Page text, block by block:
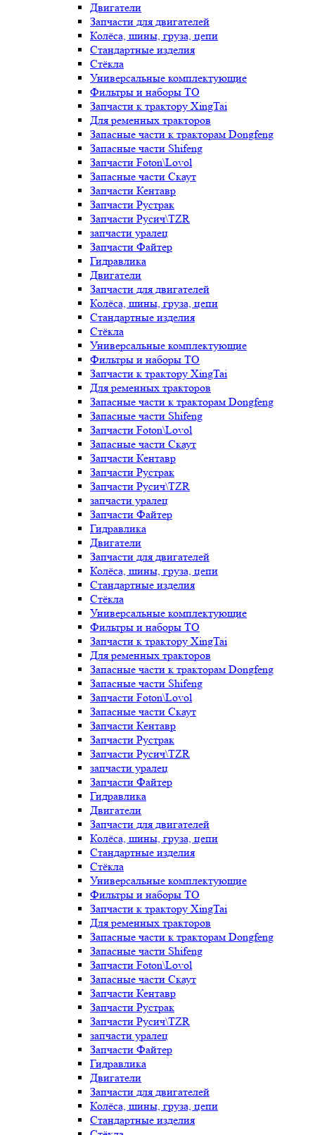
Двигатели
Запчасти для двигателей
Колёса, шины, груза, цепи
Стандартные изделия
Стёкла
Универсальные комплектующие
Фильтры и наборы ТО
Запчасти к трактору XingTai
Для ременных тракторов
Запасные части к тракторам Dongfeng
Запасные части Shifeng
Запчасти Foton\Lovol
Запасные части Скаут
Запчасти Кентавр
Запчасти Рустрак
Запчасти Русич\TZR
запчасти уралец
Запчасти Файтер
Гидравлика
Двигатели
Запчасти для двигателей
Колёса, шины, груза, цепи
Стандартные изделия
Стёкла
Универсальные комплектующие
Фильтры и наборы ТО
Запчасти к трактору XingTai
Для ременных тракторов
Запасные части к тракторам Dongfeng
Запасные части Shifeng
Запчасти Foton\Lovol
Запасные части Скаут
Запчасти Кентавр
Запчасти Рустрак
Запчасти Русич\TZR
запчасти уралец
Запчасти Файтер
Гидравлика
Двигатели
Запчасти для двигателей
Колёса, шины, груза, цепи
Стандартные изделия
Стёкла
Универсальные комплектующие
Фильтры и наборы ТО
Запчасти к трактору XingTai
Для ременных тракторов
Запасные части к тракторам Dongfeng
Запасные части Shifeng
Запчасти Foton\Lovol
Запасные части Скаут
Запчасти Кентавр
Запчасти Рустрак
Запчасти Русич\TZR
запчасти уралец
Запчасти Файтер
Гидравлика
Двигатели
Запчасти для двигателей
Колёса, шины, груза, цепи
Стандартные изделия
Стёкла
Универсальные комплектующие
Фильтры и наборы ТО
Запчасти к трактору XingTai
Для ременных тракторов
Запасные части к тракторам Dongfeng
Запасные части Shifeng
Запчасти Foton\Lovol
Запасные части Скаут
Запчасти Кентавр
Запчасти Рустрак
Запчасти Русич\TZR
запчасти уралец
Запчасти Файтер
Гидравлика
Двигатели
Запчасти для двигателей
Колёса, шины, груза, цепи
Стандартные изделия